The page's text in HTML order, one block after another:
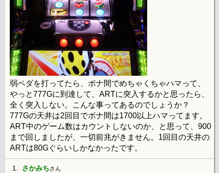
弱ペダを打ってたら、ボナ間でめちゃくちゃハマって、
やっと777Gに到達して、ARTに突入するかと思ったら、
全く突入しない。こんな事ってあるのでしょうか？
777Gの天井は2回目でボナ間は1700以上ハマってます。
ART中のゲーム数はカウントしないのか、と思って、900
まで回しましたが、一切前兆がきません。1回目の天井の
ARTは80Gぐらいしかなかったです。
1. さかみちさん